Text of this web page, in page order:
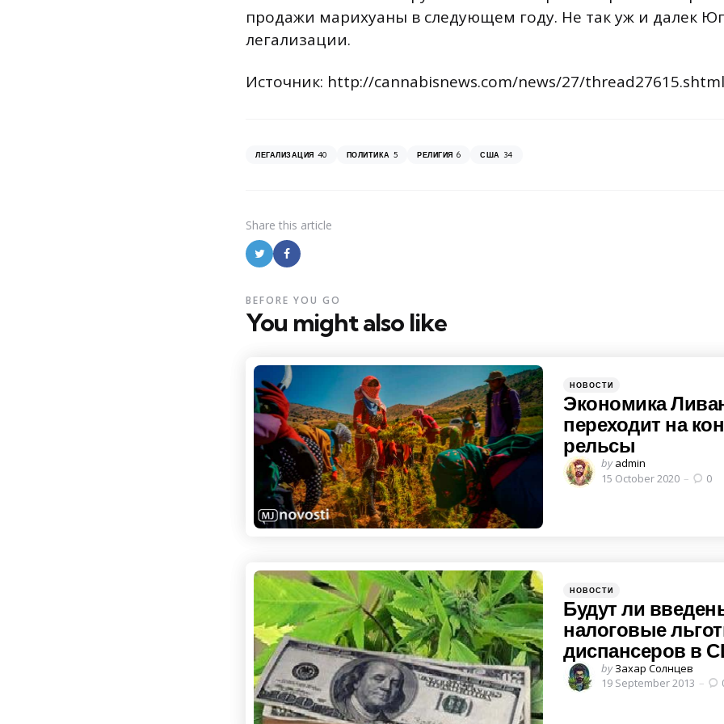
продажи марихуаны в следующем году. Не так уж и далек
легализации.
Источник: http://cannabisnews.com/news/27/thread27615.shtml
ЛЕГАЛИЗАЦИЯ 40 ПОЛИТИКА 5 РЕЛИГИЯ 6 США 34
Share this article
You might also like
BEFORE YOU GO
Categories
Posted
НОВОСТИ
Экономика
переходит на
рельсы
Posted
by
by admin
15 October 2020
0
Categories
Posted
НОВОСТИ
Будут ли
налоговые
диспансеров в
Posted
by
by Захар Солнцев
19 September 2013